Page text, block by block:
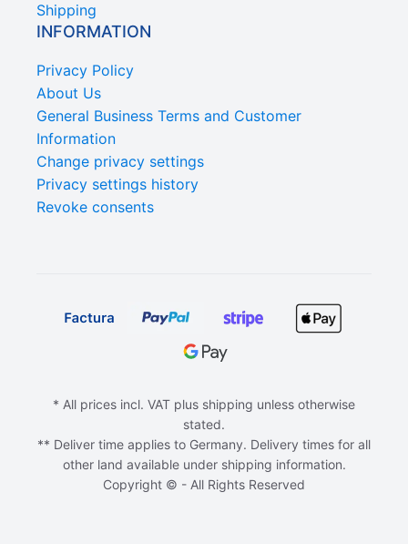
Shipping
INFORMATION
Privacy Policy
About Us
General Business Terms and Customer
Information
Change privacy settings
Privacy settings history
Revoke consents
* All prices incl. VAT plus shipping unless otherwise
stated.
** Deliver time applies to Germany. Delivery times for all
other land available under shipping information.
Copyright © - All Rights Reserved